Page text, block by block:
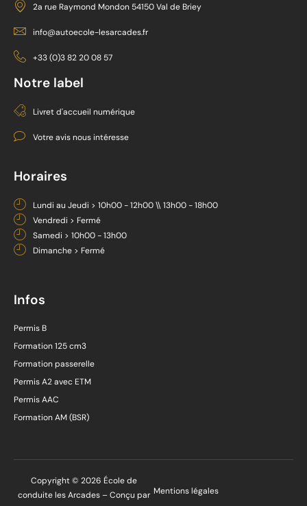
2a rue Raymond Mondon 54150 Val de Briey
info@autoecole-lesarcades.fr
+33 (0)3 82 20 08 57
Notre label
Livret d'accueil numérique
Votre avis nous intéresse
Horaires
Lundi au Jeudi > 10h00 - 12h00 \\ 13h00 - 18h00
Vendredi > Fermé
Samedi > 10h00 - 13h00
Dimanche > Fermé
Infos
Permis B
Formation 125 cm3
Formation passerelle
Permis A2 avec ETM
Permis AAC
Formation AM (BSR)
Copyright © 2026 École de
conduite les Arcades – Conçu par Mentions légales